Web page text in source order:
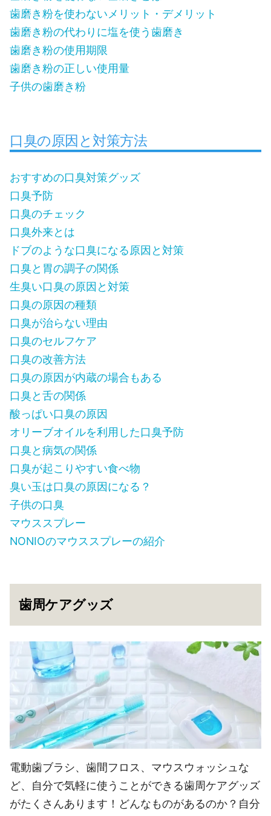
歯磨き粉を使わないメリット・デメリット
歯磨き粉の代わりに塩を使う歯磨き
歯磨き粉の使用期限
歯磨き粉の正しい使用量
子供の歯磨き粉
口臭の原因と対策方法
おすすめの口臭対策グッズ
口臭予防
口臭のチェック
口臭外来とは
ドブのような口臭になる原因と対策
口臭と胃の調子の関係
生臭い口臭の原因と対策
口臭の原因の種類
口臭が治らない理由
口臭のセルフケア
口臭の改善方法
口臭の原因が内蔵の場合もある
口臭と舌の関係
酸っぱい口臭の原因
オリーブオイルを利用した口臭予防
口臭と病気の関係
口臭が起こりやすい食べ物
臭い玉は口臭の原因になる？
子供の口臭
マウススプレー
NONIOのマウススプレーの紹介
歯周ケアグッズ
電動歯ブラシ、歯間フロス、マウスウォッシュな
ど、自分で気軽に使うことができる歯周ケアグッズ
がたくさんあります！どんなものがあるのか？自分